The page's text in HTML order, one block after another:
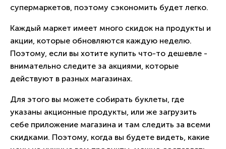
супермаркетов, поэтому сэкономить будет легко.
Каждый маркет имеет много скидок на продукты и
акции, которые обновляются каждую неделю.
Поэтому, если вы хотите купить что-то дешевле -
внимательно следите за акциями, которые
действуют в разных магазинах.
Для этого вы можете собирать буклеты, где
указаны акционные продукты, или же загрузить
себе приложение магазина и там следить за всеми
скидками. Поэтому, когда вы будете видеть, какие